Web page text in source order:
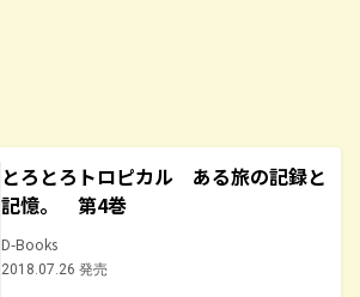
とろとろトロピカル ある旅の記録と
記憶。 第4巻
D-Books
2018.07.26 発売